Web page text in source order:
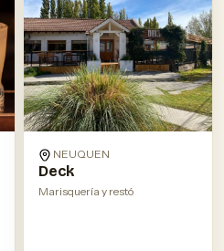
NEUQUEN
Deck
Marisquería y restó